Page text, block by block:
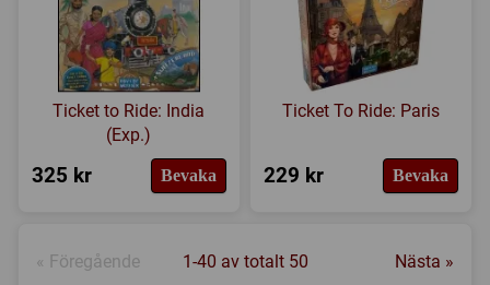
Ticket to Ride: India
(Exp.)
325 kr Bevaka
Ticket To Ride: Paris
229 kr Bevaka
« Föregående 1-40 av totalt 50 Nästa »